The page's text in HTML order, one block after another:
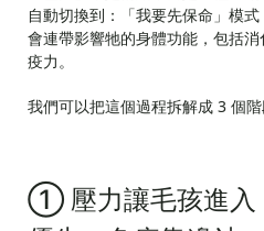
自動切換到：「我要先保命」模
會連帶影響牠的身體功能，包括
疫力。
我們可以把這個過程拆解成 3 個階
① 壓力讓毛孩進入